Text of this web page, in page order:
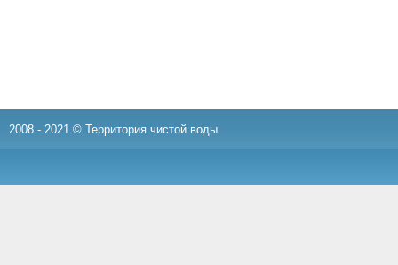
2008 - 2021 © Территория чистой воды